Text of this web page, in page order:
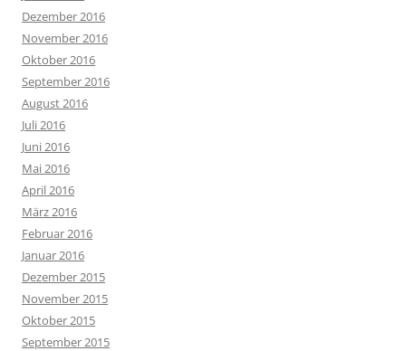
Dezember 2016
November 2016
Oktober 2016
September 2016
August 2016
Juli 2016
Juni 2016
Mai 2016
April 2016
März 2016
Februar 2016
Januar 2016
Dezember 2015
November 2015
Oktober 2015
September 2015